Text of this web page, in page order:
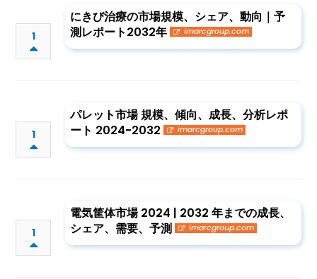
1
にきび治療の市場規模、シェア、動向｜予
測レポート2032年
imarcgroup.com
1
パレット市場 規模、傾向、成長、分析レポ
ート 2024-2032
imarcgroup.com
1
電気筐体市場 2024 | 2032 年までの成長、
シェア、需要、予測
imarcgroup.com